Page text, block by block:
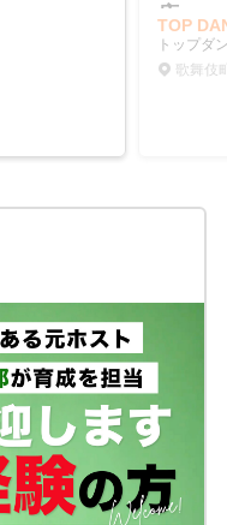
店
TOP
トップダ
歌舞伎